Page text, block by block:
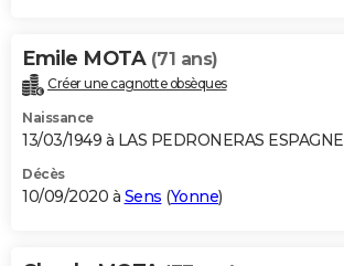
Emile MOTA (71 ans)
Créer une cagnotte obsèques
Naissance
13/03/1949 à LAS PEDRONERAS ESPAGNE
Décès
10/09/2020 à Sens (Yonne)